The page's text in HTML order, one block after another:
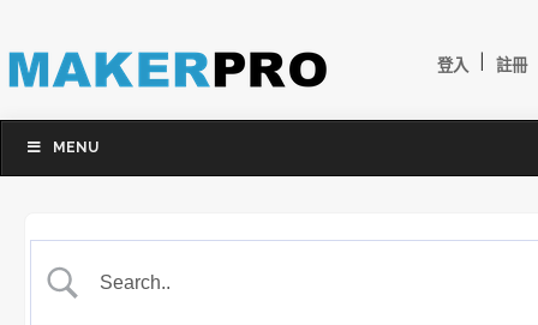
登入 註冊
MENU